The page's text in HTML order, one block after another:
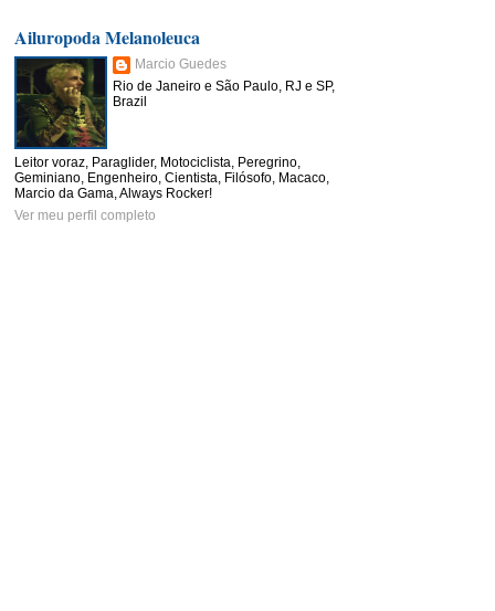
Ailuropoda Melanoleuca
Marcio Guedes
Rio de Janeiro e São Paulo, RJ e SP,
Brazil
Leitor voraz, Paraglider, Motociclista, Peregrino,
Geminiano, Engenheiro, Cientista, Filósofo, Macaco,
Marcio da Gama, Always Rocker!
Ver meu perfil completo